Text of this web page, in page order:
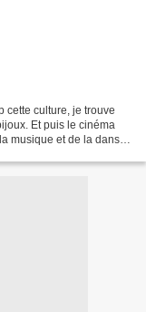
cette culture, je trouve
Et puis le cinéma
musique et de la danse.